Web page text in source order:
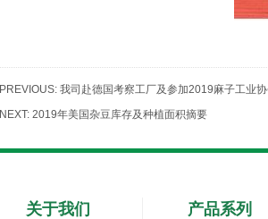
PREVIOUS: 我司赴德国考察工厂及参加2019麻子工业
NEXT: 2019年美国杂豆库存及种植面积摘要
关于我们 产品系列